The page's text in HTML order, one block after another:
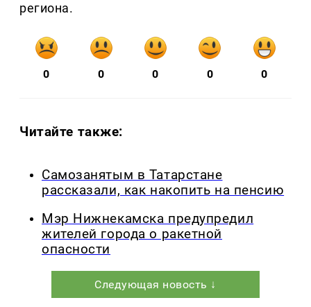
региона.
0 0 0 0 0
Читайте также:
Самозанятым в Татарстане
рассказали, как накопить на пенсию
Мэр Нижнекамска предупредил
жителей города о ракетной
опасности
Следующая новость ↓